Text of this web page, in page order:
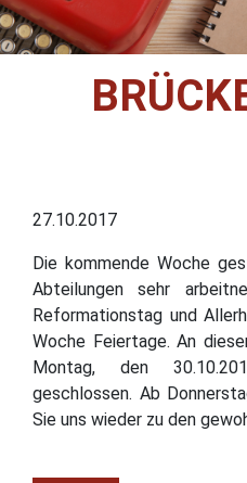
27.10.2017
Die kommende Woche
Abteilungen sehr
Reformationstag und
Woche Feiertage. An
Montag, den
geschlossen. Ab
Sie uns wieder zu den